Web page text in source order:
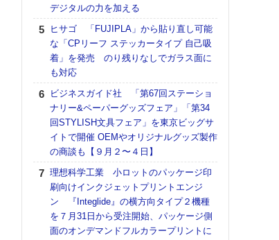
デジタルの力を加える
ヒサゴ 「FUJIPLA」から貼り直し可能
な「CPリーフ ステッカータイプ 自己吸
着」を発売 のり残りなしでガラス面に
も対応
ビジネスガイド社 「第67回ステーショ
ナリー&ペーパーグッズフェア」「第34
回STYLISH文具フェア」を東京ビッグサ
イトで開催 OEMやオリジナルグッズ製作
の商談も【９月２〜４日】
理想科学工業 小ロットのパッケージ印
刷向けインクジェットプリントエンジ
ン 『Integlide』の横方向タイプ２機種
を７月31日から受注開始、パッケージ側
面のオンデマンドフルカラープリントに